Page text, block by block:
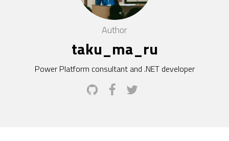
Author
taku_ma_ru
Power Platform consultant and .NET developer